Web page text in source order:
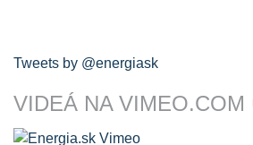
Tweets by @energiask
VIDEÁ NA VIMEO.COM